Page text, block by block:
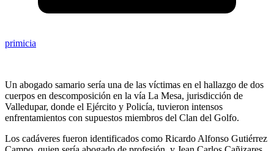
primicia
Un abogado samario sería una de las víctimas en el hallazgo de dos
cuerpos en descomposición en la vía La Mesa, jurisdicción de
Valledupar, donde el Ejército y Policía, tuvieron intensos
enfrentamientos con supuestos miembros del Clan del Golfo.
Los cadáveres fueron identificados como Ricardo Alfonso Gutiérrez